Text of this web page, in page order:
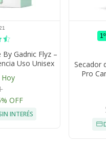
Gadnic Flyz –
Uso Unisex
Hoy
OFF
INTERÉS
Secador
Pro